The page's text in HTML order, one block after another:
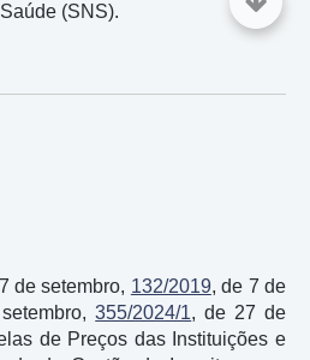
(SNS).
de setembro, 132/2019, de 7 de
355/2024/1, de 27 de
de Preços das Instituições e